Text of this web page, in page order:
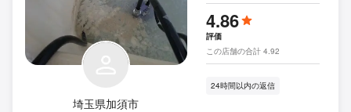
埼玉県加須市
4.86
評価
この店舗の合計 4.92
24時間以内の返信